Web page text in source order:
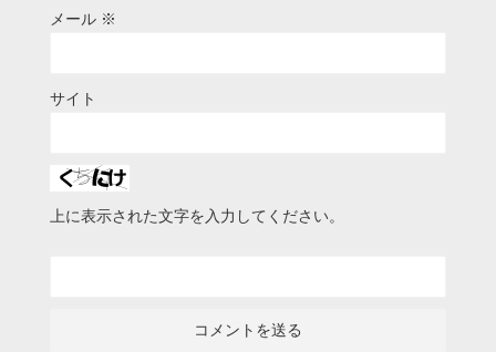
メール ※
サイト
上に表示された文字を入力してください。